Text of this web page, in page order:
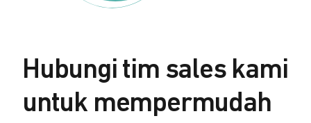
Hubungi tim sales kami
untuk mempermudah